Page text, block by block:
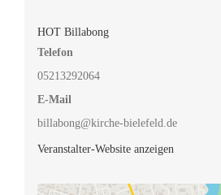
HOT Billabong
Telefon
05213292064
E-Mail
billabong@kirche-bielefeld.de
Veranstalter-Website anzeigen